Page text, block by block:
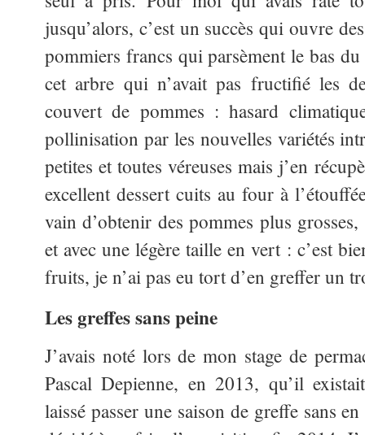
jusqu’alors, c’est un succès qui ouvre
pommiers francs qui parsèment le bas
cet arbre qui n’avait pas fructifié les
couvert de pommes : hasard
pollinisation par les nouvelles variétés
petites et toutes véreuses mais j’en
excellent dessert cuits au four à
vain d’obtenir des pommes plus
et avec une légère taille en vert : c’est
fruits, je n’ai pas eu tort d’en greffer un
Les greffes sans peine
J’avais noté lors de mon stage de
Pascal Depienne, en 2013, qu’il
laissé passer une saison de greffe sans